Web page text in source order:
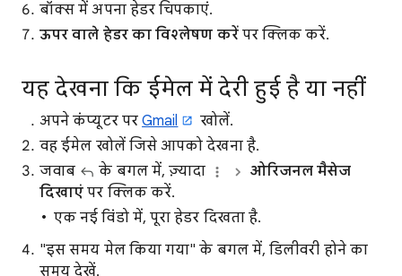
बॉक्स में अपना हेडर चिपकाएं.
ऊपर वाले हेडर का विश्लेषण करेंपर क्लिक करें.
यह देखना कि ईमेल में देरी हुई है या नहीं
अपने कंप्यूटर परGmail
खोलें.
वह ईमेल खोलें जिसे आपको देखना है.
जवाब
के बगल में, ज़्यादा ओरिजनल मैसेज
दिखाएं पर क्लिक करें.
एक नई विंडो में, पूरा हेडर दिखता है.
"इस समय मेल किया गया" के बगल में, डिलीवरी होने का
समय देखें.